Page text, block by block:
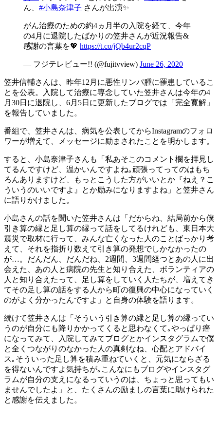
ん、 #小島奈津子 さんが出演✨
がん治療のための約4ヵ月半の入院を経て、今年
の4月に退院したばかりの笠井さんが近況報告&
感謝の言葉を💖 https://t.co/jQb4ur2cqP
— フジテレビュー!! (@fujitvview) June 26, 2020
笠井信輔さんは、昨年12月に悪性リンパ腫に罹患しているこ
とを公表。入院して治療に専念していた笠井さんは今年の4
月30日に退院し、6月5日に更新したブログでは「完全寛解」
を報告していました。
番組で、笠井さんは、病気を公表してからInstagramのフォロ
ワーが増えて、メッセージに励まされたことを明かします。
すると、小島奈津子さんも「私あそこのコメント欄を拝見し
てるんですけど、温かいんですよね｡頑張ってってのはもち
ろんありますけど、もっとこうした方がいいとか『ねえ？こ
ういうのいいですよ』とか励みになりますよね」と笠井さん
に語りかけました。
小島さんの話を聞いた笠井さんは「だからね、結局前から僕
引き算の縁と足し算の縁って話をしてるけれども、東日本大
震災で取材に行って、みんな亡くなった人のことばっかり考
えて、それを指折り数えて引き算の発想でしかなかったの
が…。だんだん、だんだね、2週間、3週間経つとあの人に出
会えた、あの人と病院の先生と知り合えた、ボランティアの
人と知り合えたって、足し算をしていく人たちが、増えてき
てその足し算の話をする人から町の復興の中心になっていく
のがよく分かったんですよ」と自身の体験を語ります。
続けて笠井さんは「そういう引き算の縁と足し算の縁ってい
うのが自分にも降りかかってくると思わなくて｡やっぱり癌
になってみて、入院してみてブログとかインスタグラムで僕
と全くつながりのなかった人の真剣なね、心配とアドバイ
ス｡そういった足し算を積み重ねていくと、元気にならざる
を得ないんですよ気持ちが｡こんなにもブログやインスタグ
ラムが自分の支えになるっていうのは、ちょっと思ってもい
ませんでしたよ」と、たくさんの励ましの言葉に助けられた
と感謝を伝えました。